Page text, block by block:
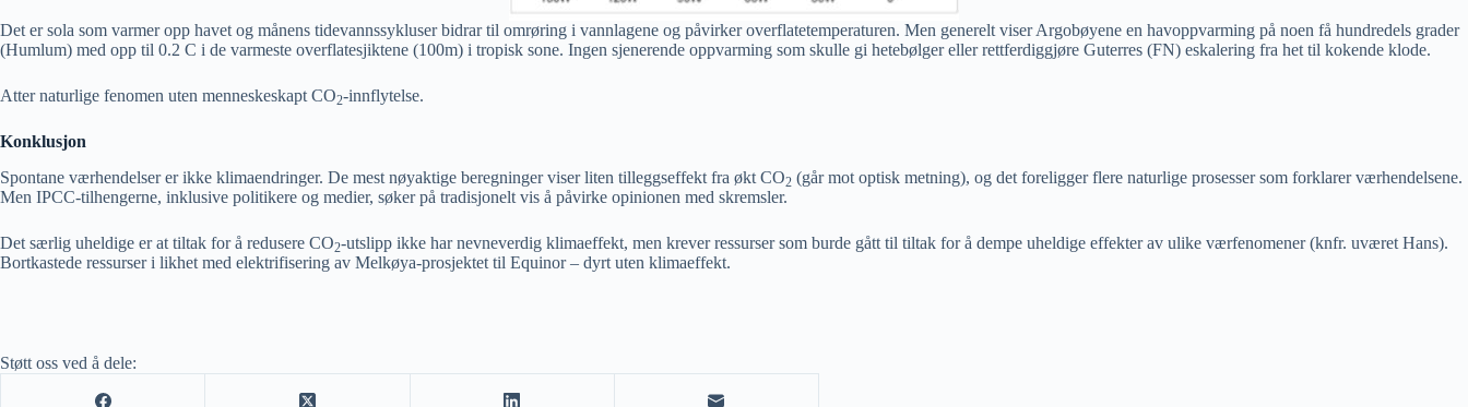
Det er sola som varmer opp havet og månens tidevannssykluser bidrar til omrøring i vannlagene og påvirker overflatetemperaturen. Men generelt viser Argobøyene en havoppvarming på noen få hundredels grader
(Humlum) med opp til 0.2 C i de varmeste overflatesjiktene (100m) i tropisk sone. Ingen sjenerende oppvarming som skulle gi hetebølger eller rettferdiggjøre Guterres (FN) eskalering fra het til kokende klode.
Atter naturlige fenomen uten menneskeskapt CO2-innflytelse.
Konklusjon
Spontane værhendelser er ikke klimaendringer. De mest nøyaktige beregninger viser liten tilleggseffekt fra økt CO2 (går mot optisk metning), og det foreligger flere naturlige prosesser som forklarer værhendelsene.
Men IPCC-tilhengerne, inklusive politikere og medier, søker på tradisjonelt vis å påvirke opinionen med skremsler.
Det særlig uheldige er at tiltak for å redusere CO2-utslipp ikke har nevneverdig klimaeffekt, men krever ressurser som burde gått til tiltak for å dempe uheldige effekter av ulike værfenomener (knfr. uværet Hans).
Bortkastede ressurser i likhet med elektrifisering av Melkøya-prosjektet til Equinor – dyrt uten klimaeffekt.
Støtt oss ved å dele: